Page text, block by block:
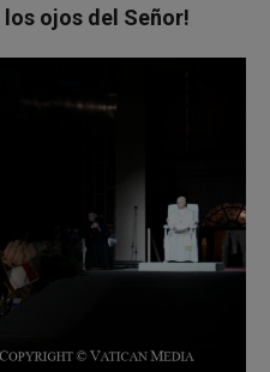
ojos del Señor!